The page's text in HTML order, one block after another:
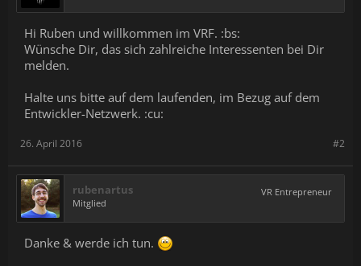
Hi Ruben und willkommen im VRF. :bs:
Wünsche Dir, das sich zahlreiche Interessenten bei Dir
melden.
Halte uns bitte auf dem laufenden, im Bezug auf dem
Entwickler-Netzwerk. :cu:
#2
26. April 2016
rubenartus
Mitglied
VR Entrepreneur
Danke & werde ich tun.